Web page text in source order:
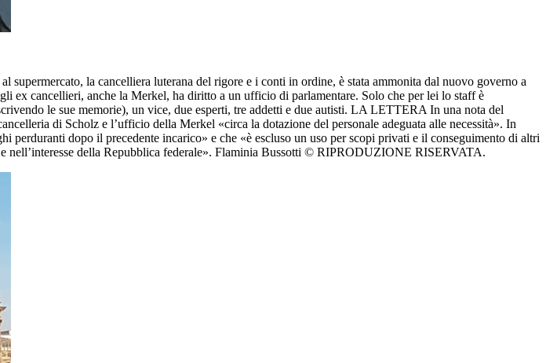
la cancelliera luterana del rigore e i conti in ordine, è stata ammonita dal nuovo governo a
ex cancellieri, anche la Merkel, ha diritto a un ufficio di parlamentare. Solo che per lei lo staff è
le sue memorie), un vice, due esperti, tre addetti e due autisti. LA LETTERA In una nota del
di Scholz e l’ufficio della Merkel «circa la dotazione del personale adeguata alle necessità». In
perduranti dopo il precedente incarico» e che «è escluso un uso per scopi privati e il conseguimento di altri
nell’interesse della Repubblica federale». Flaminia Bussotti © RIPRODUZIONE RISERVATA.